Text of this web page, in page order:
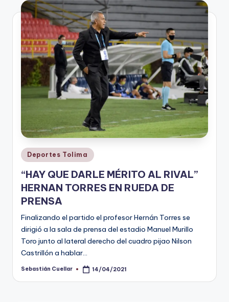
V
n
ti
n
o
Publicado
en
Deportes Tolima
“HAY QUE DARLE MÉRITO AL RIVAL”
HERNAN TORRES EN RUEDA DE
PRENSA
Finalizando el partido el profesor Hernán Torres se
dirigió a la sala de prensa del estadio Manuel Murillo
Toro junto al lateral derecho del cuadro pijao Nilson
Castrillón a hablar…
Publicado
Sebastián Cuellar 14/04/2021